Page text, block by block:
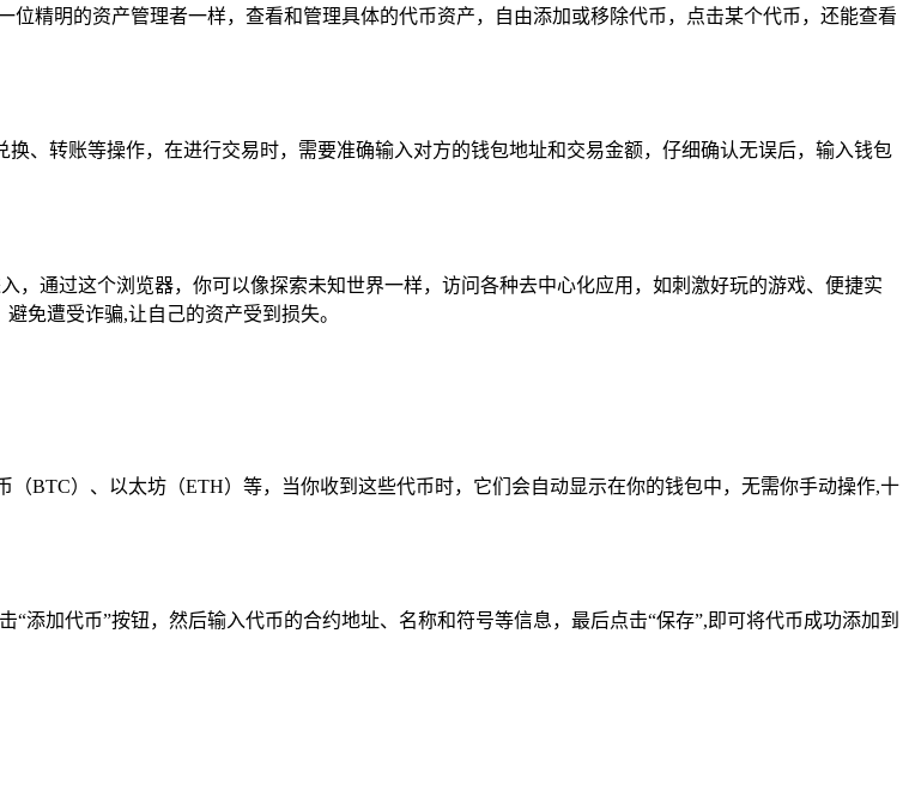
精明的资产管理者一样，查看和管理具体的代币资产，自由添加或移除代币，点击某个代币，还能查看
、转账等操作，在进行交易时，需要准确输入对方的钱包地址和交易金额，仔细确认无误后，输入钱包
，通过这个浏览器，你可以像探索未知世界一样，访问各种去中心化应用，如刺激好玩的游戏、便捷实
免遭受诈骗,让自己的资产受到损失。
BTC）、以太坊（ETH）等，当你收到这些代币时，它们会自动显示在你的钱包中，无需你手动操作,十
添加代币”按钮，然后输入代币的合约地址、名称和符号等信息，最后点击“保存”,即可将代币成功添加到